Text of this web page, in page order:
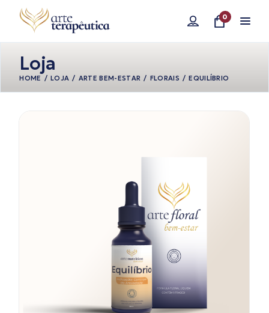
conteúdo
0
Loja
HOME LOJA ARTE BEM-ESTAR FLORAIS EQUILÍBRIO